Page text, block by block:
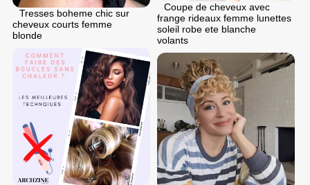
Tresses boheme chic sur
cheveux courts femme
blonde
Coupe de cheveux avec
frange rideaux femme lunettes
soleil robe ete blanche
volants